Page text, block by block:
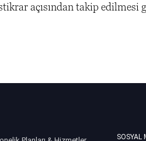
açısından takip edilmesi
SOSYAL